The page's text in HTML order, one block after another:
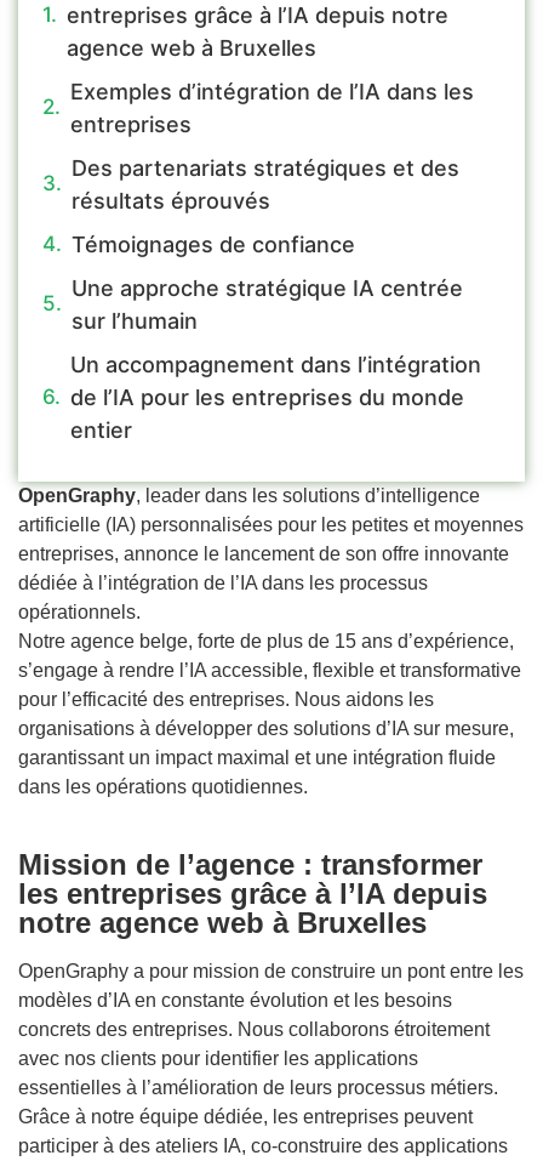
entreprises grâce à l’IA depuis notre
agence web à Bruxelles
Exemples d’intégration de l’IA dans les
entreprises
Des partenariats stratégiques et des
résultats éprouvés
Témoignages de confiance
Une approche stratégique IA centrée
sur l’humain
Un accompagnement dans l’intégration
de l’IA pour les entreprises du monde
entier
OpenGraphy, leader dans les solutions d’intelligence
artificielle (IA) personnalisées pour les petites et moyennes
entreprises, annonce le lancement de son offre innovante
dédiée à l’intégration de l’IA dans les processus
opérationnels.
Notre agence belge, forte de plus de 15 ans d’expérience,
s’engage à rendre l’IA accessible, flexible et transformative
pour l’efficacité des entreprises. Nous aidons les
organisations à développer des solutions d’IA sur mesure,
garantissant un impact maximal et une intégration fluide
dans les opérations quotidiennes.
Mission de l’agence : transformer
les entreprises grâce à l’IA depuis
notre agence web à Bruxelles
OpenGraphy a pour mission de construire un pont entre les
modèles d’IA en constante évolution et les besoins
concrets des entreprises. Nous collaborons étroitement
avec nos clients pour identifier les applications
essentielles à l’amélioration de leurs processus métiers.
Grâce à notre équipe dédiée, les entreprises peuvent
participer à des ateliers IA, co-construire des applications